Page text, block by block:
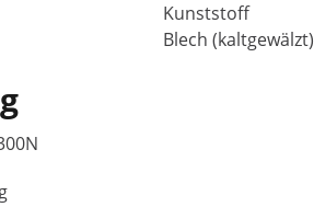
Kunststoff
Blech (kaltgewälzt)